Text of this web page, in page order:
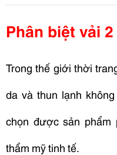
Phân biệt vải
Trong thế giới thời
da và thun lạnh
chọn được sản
thẩm mỹ tinh tế.